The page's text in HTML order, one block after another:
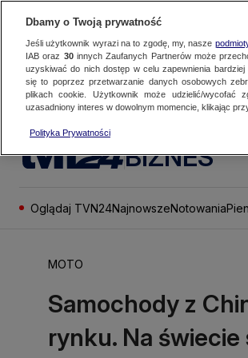
BIZNES
Oglądaj TVN24NajnowszeNotowania
MOTO
Samochody z
rynku. Na
Dbamy o Twoją prywatność
Jeśli użytkownik wyrazi na to zgodę, my, nasze
IAB oraz 30innych Zaufanych Partnerów może
uzyskiwać do nich dostęp w celu zapewnienia
się to poprzez przetwarzanie danych osobowych
plikach cookie. Użytkownik może udzielić/
uzasadniony interes w dowolnym momencie, klikając
Polityka Prywatności